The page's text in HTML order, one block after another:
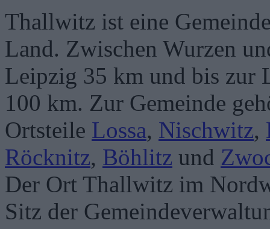
Thallwitz ist eine
Land. Zwischen Wurzen
Leipzig 35 km und bis zur
100 km. Zur Gemeinde
Ortsteile Lossa, Nischwitz,
Röcknitz, Böhlitz und
Der Ort Thallwitz im
Sitz der